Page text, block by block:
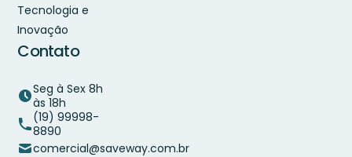
Tecnologia e
Inovação
Contato
Seg à Sex 8h
às 18h
(19) 99998-
8890
comercial@saveway.com.br